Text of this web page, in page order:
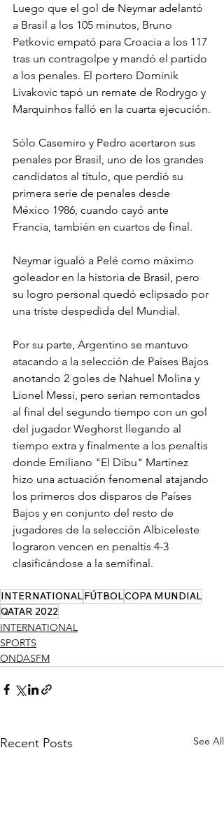
Luego que el gol de Neymar adelantó
a Brasil a los 105 minutos, Bruno
Petkovic empató para Croacia a los 117
tras un contragolpe y mandó el partido
a los penales. El portero Dominik
Livakovic tapó un remate de Rodrygo y
Marquinhos falló en la cuarta ejecución.
Sólo Casemiro y Pedro acertaron sus
penales por Brasil, uno de los grandes
candidatos al título, que perdió su
primera serie de penales desde
México 1986, cuando cayó ante
Francia, también en cuartos de final.
Neymar igualó a Pelé como máximo
goleador en la historia de Brasil, pero
su logro personal quedó eclipsado por
una triste despedida del Mundial.
Por su parte, Argentino se mantuvo
atacando a la selección de Países Bajos
anotando 2 goles de Nahuel Molina y
Lionel Messi, pero serian remontados
al final del segundo tiempo con un gol
del jugador Weghorst llegando al
tiempo extra y finalmente a los penaltis
donde Emiliano "El Dibu" Martínez
hizo una actuación fenomenal atajando
los primeros dos disparos de Países
Bajos y en conjunto del resto de
jugadores de la selección Albiceleste
lograron vencen en penaltis 4-3
clasificándose a la semifinal.
INTERNATIONALFÚTBOLCOPA MUNDIAL
QATAR 2022
INTERNATIONAL
SPORTS
ONDASFM
Recent Posts See All